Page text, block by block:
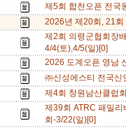
제5회 합천오픈 전국
2026년 제20회, 21회
제2회 의령군협회장
4/4(토),4/5(일)[0]
2026 도계오픈 영남
㈜신성에스티 전국
제4회 창원남산클럽
제39회 ATRC 패밀
회-3/22(일)[0]